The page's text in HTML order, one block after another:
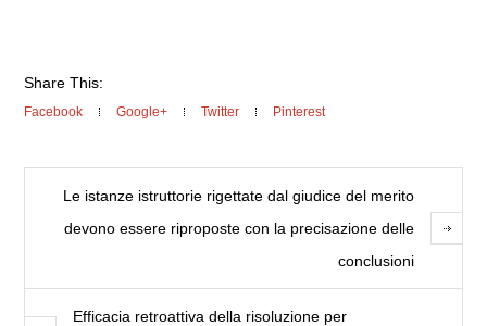
Share This:
Facebook Google+ Twitter Pinterest
Le istanze istruttorie rigettate dal giudice del merito
devono essere riproposte con la precisazione delle
conclusioni
Efficacia retroattiva della risoluzione per